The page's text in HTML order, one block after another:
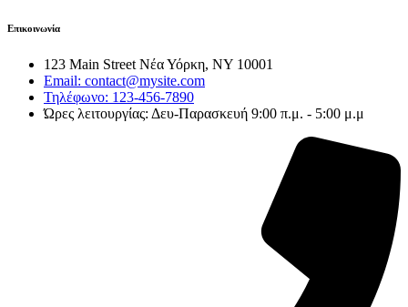
Επικοινωνία
123 Main Street Νέα Υόρκη, NY 10001
Email: contact@mysite.com
Τηλέφωνο: 123-456-7890
Ώρες λειτουργίας: Δευ-Παρασκευή 9:00 π.μ. - 5:00 μ.μ